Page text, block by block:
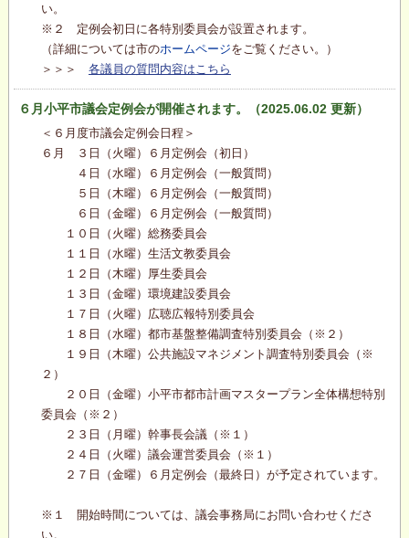
い。
※２ 定例会初日に各特別委員会が設置されます。
（詳細については市のホームページをご覧ください。）
＞＞＞ 各議員の質問内容はこちら
６月小平市議会定例会が開催されます。（2025.06.02 更新）
＜６月度市議会定例会日程＞
６月 ３日（火曜）６月定例会（初日）
４日（水曜）６月定例会（一般質問）
５日（木曜）６月定例会（一般質問）
６日（金曜）６月定例会（一般質問）
１０日（火曜）総務委員会
１１日（水曜）生活文教委員会
１２日（木曜）厚生委員会
１３日（金曜）環境建設委員会
１７日（火曜）広聴広報特別委員会
１８日（水曜）都市基盤整備調査特別委員会（※２）
１９日（木曜）公共施設マネジメント調査特別委員会（※
２）
２０日（金曜）小平市都市計画マスタープラン全体構想特別
委員会（※２）
２３日（月曜）幹事長会議（※１）
２４日（火曜）議会運営委員会（※１）
２７日（金曜）６月定例会（最終日）が予定されています。
※１ 開始時間については、議会事務局にお問い合わせくださ
い。